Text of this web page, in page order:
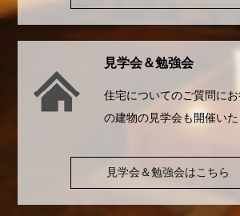
見学会＆勉強会
住宅についてのご質問に
の建物の見学会も開催いた
見学会＆勉強会はこちら